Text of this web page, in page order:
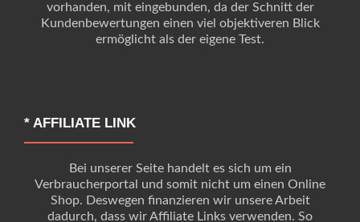
vorhanden, mit eingebunden, da der Schnitt der
Kundenbewertungen einen viel objektiveren Blick
ermöglicht als der eigene Test.
* AFFILIATE LINK
Bei unserer Seite handelt es sich um ein
Verbraucherportal und somit nicht um einen Online
Shop. Deswegen finanzieren wir unsere Arbeit
dadurch, dass wir Affiliate Links verwenden. So